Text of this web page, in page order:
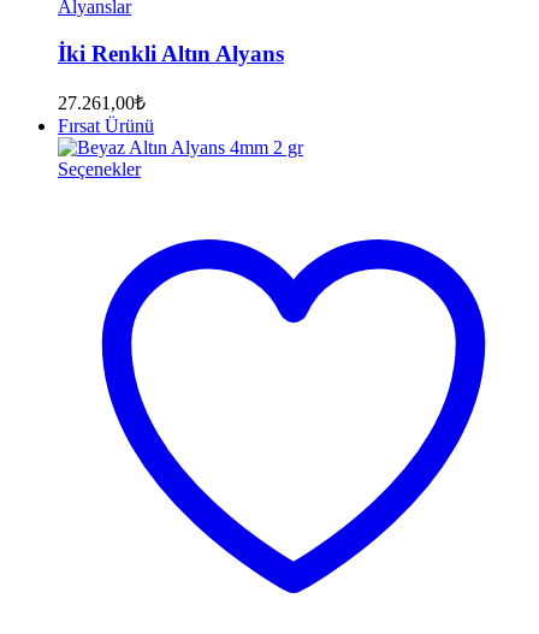
Alyanslar
İki Renkli Altın Alyans
27.261,00₺
Fırsat Ürünü
Seçenekler